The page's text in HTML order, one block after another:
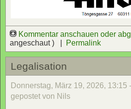
Kommentar anschauen oder
angeschaut ) |
Permalink
Legalisation
Donnerstag, März 19, 2026, 13:15 -
gepostet von Nils